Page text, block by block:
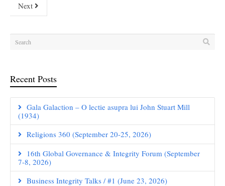
Next
Recent Posts
Gala Galaction – O lectie asupra lui John Stuart Mill
(1934)
Religions 360 (September 20-25, 2026)
16th Global Governance & Integrity Forum (September
7-8, 2026)
Business Integrity Talks / #1 (June 23, 2026)